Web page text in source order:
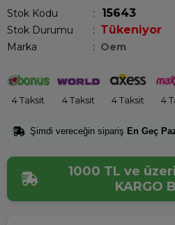
Stok Kodu 15643
Stok Durumu : Tükeniyor
Marka : Oem
4 Taksit 4 Taksit 4 Taksit 4
Şimdi vereceğin sipariş En Geç
1000 TL ve
KARGO